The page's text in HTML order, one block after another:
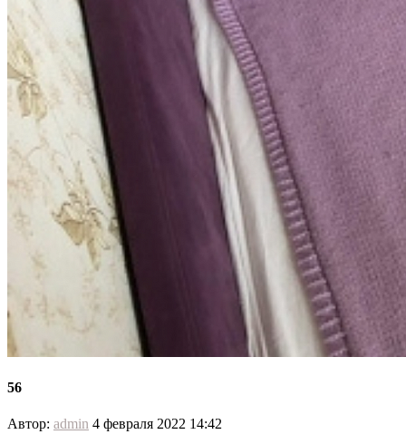
56
Автор: admin 4 февраля 2022 14:42